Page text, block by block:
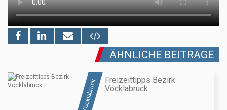
ÄHNLICHE BEITRÄGE
Vöcklabruck
Freizeittipps Bezirk
Vöcklabruck